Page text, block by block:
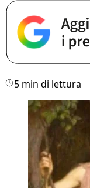
5 min di lettura